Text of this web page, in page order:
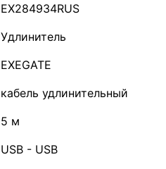
EX284934RUS
Удлинитель
EXEGATE
кабель удлинительный
5 м
USB - USB